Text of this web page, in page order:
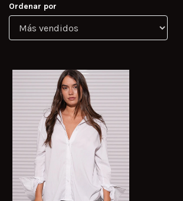
Ordenar por